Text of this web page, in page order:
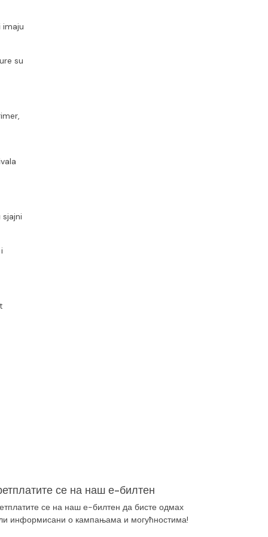
imaju
su
се на наш е-билтен
се на наш е-билтен да бисте одмах
информисани о кампањама и могућностима!